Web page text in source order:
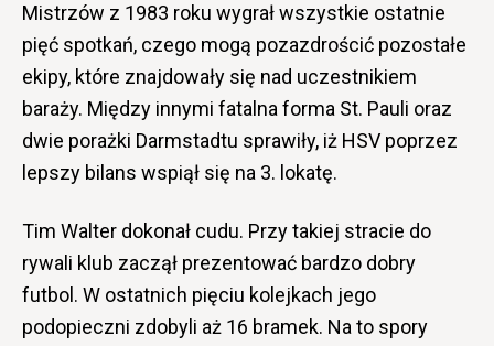
Mistrzów z 1983 roku wygrał wszystkie ostatnie
pięć spotkań, czego mogą pozazdrościć pozostałe
ekipy, które znajdowały się nad uczestnikiem
baraży. Między innymi fatalna forma St. Pauli oraz
dwie porażki Darmstadtu sprawiły, iż HSV poprzez
lepszy bilans wspiął się na 3. lokatę.
Tim Walter dokonał cudu. Przy takiej stracie do
rywali klub zaczął prezentować bardzo dobry
futbol. W ostatnich pięciu kolejkach jego
podopieczni zdobyli aż 16 bramek. Na to spory